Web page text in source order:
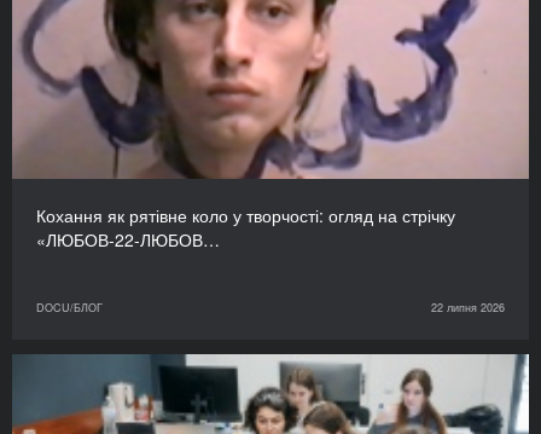
Кохання як рятівне коло у творчості: огляд на стрічку
«ЛЮБОВ-22-ЛЮБОВ…
DOCU/БЛОГ 22 липня 2026